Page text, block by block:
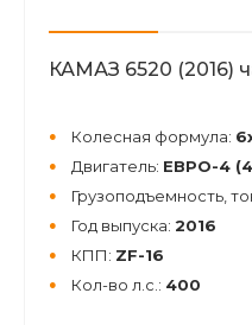
КАМАЗ 6520 (2016)
Колесная формула:
Двигатель: ЕВРО-4
Грузоподъемность,
Год выпуска: 2016
КПП: ZF-16
Кол-во л.с.: 400